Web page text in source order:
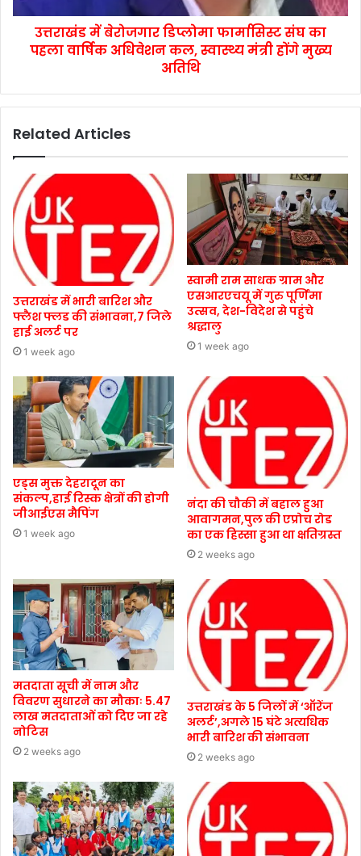
उत्तराखंड में बेरोजगार डिप्लोमा फार्मासिस्ट संघ का
पहला वार्षिक अधिवेशन कल, स्वास्थ्य मंत्री होंगे मुख्य
अतिथि
Related Articles
उत्तराखंड में भारी बारिश और
फ्लैश फ्लड की संभावना,7 जिले
हाई अलर्ट पर
1 week ago
स्वामी राम साधक ग्राम और
एसआरएचयू में गुरु पूर्णिमा
उत्सव, देश-विदेश से पहुंचे
श्रद्धालु
1 week ago
एड्स मुक्त देहरादून का
संकल्प,हाई रिस्क क्षेत्रों की होगी
जीआईएस मैपिंग
1 week ago
नंदा की चौकी में बहाल हुआ
आवागमन,पुल की एप्रोच रोड
का एक हिस्सा हुआ था क्षतिग्रस्त
2 weeks ago
मतदाता सूची में नाम और
विवरण सुधारने का मौकाः 5.47
लाख मतदाताओं को दिए जा रहे
नोटिस
2 weeks ago
उत्तराखंड के 5 जिलों में ‘ऑरेंज
अलर्ट’,अगले 15 घंटे अत्यधिक
भारी बारिश की संभावना
2 weeks ago